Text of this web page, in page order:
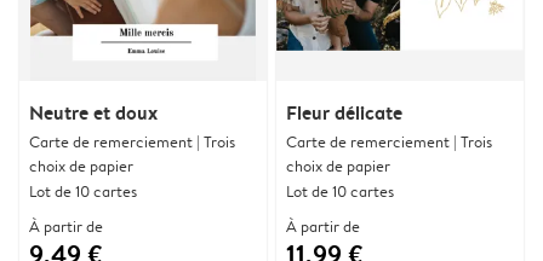
Neutre et doux
Carte de remerciement | Trois
choix de papier
Lot de 10 cartes
À partir de
Fleur délicate
Carte de remerciement | Trois
choix de papier
Lot de 10 cartes
À partir de